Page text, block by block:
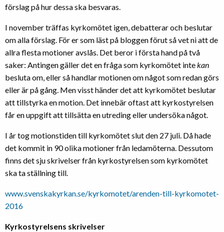
förslag på hur dessa ska besvaras.
I november träffas kyrkomötet igen, debatterar och beslutar
om alla förslag. För er som läst på bloggen förut så vet ni att de
allra flesta motioner avslås. Det beror i första hand på två
saker: Antingen gäller det en fråga som kyrkomötet intekan
besluta om, eller så handlar motionen om något som redan görs
eller är på gång. Men visst händer det att kyrkomötet beslutar
att tillstyrka en motion. Det innebär oftast att kyrkostyrelsen
får en uppgift att tillsätta en utreding eller undersöka något.
I år tog motionstiden till kyrkomötet slut den 27 juli. Då hade
det kommit in 90 olika motioner från ledamöterna. Dessutom
finns det sju skrivelser från kyrkostyrelsen som kyrkomötet
ska ta ställning till.
www.svenskakyrkan.se/kyrkomotet/arenden-till-kyrkomotet-
2016
Kyrkostyrelsens skrivelser